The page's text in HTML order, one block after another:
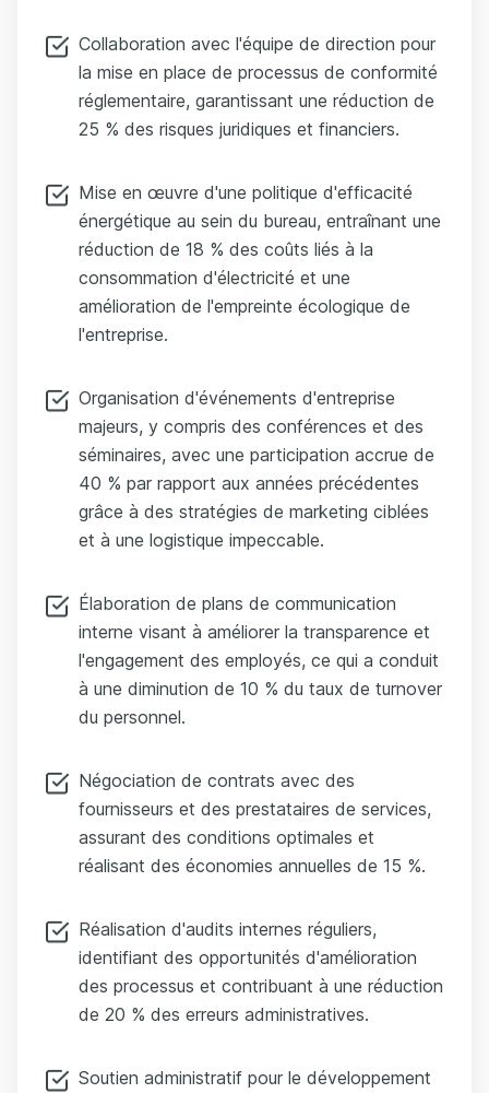
Collaboration avec l'équipe de direction pour
la mise en place de processus de conformité
réglementaire, garantissant une réduction de
25 % des risques juridiques et financiers.
Mise en œuvre d'une politique d'efficacité
énergétique au sein du bureau, entraînant une
réduction de 18 % des coûts liés à la
consommation d'électricité et une
amélioration de l'empreinte écologique de
l'entreprise.
Organisation d'événements d'entreprise
majeurs, y compris des conférences et des
séminaires, avec une participation accrue de
40 % par rapport aux années précédentes
grâce à des stratégies de marketing ciblées
et à une logistique impeccable.
Élaboration de plans de communication
interne visant à améliorer la transparence et
l'engagement des employés, ce qui a conduit
à une diminution de 10 % du taux de turnover
du personnel.
Négociation de contrats avec des
fournisseurs et des prestataires de services,
assurant des conditions optimales et
réalisant des économies annuelles de 15 %.
Réalisation d'audits internes réguliers,
identifiant des opportunités d'amélioration
des processus et contribuant à une réduction
de 20 % des erreurs administratives.
Soutien administratif pour le développement